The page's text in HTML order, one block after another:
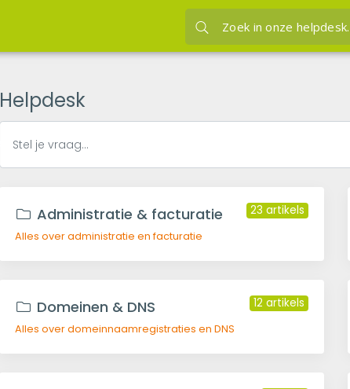
23
Helpdesk
Administratie & facturatie 23 artikels
Alles over administratie en facturatie
Domeinen & DNS 12 artikels
Alles over domeinnaamregistraties en DNS